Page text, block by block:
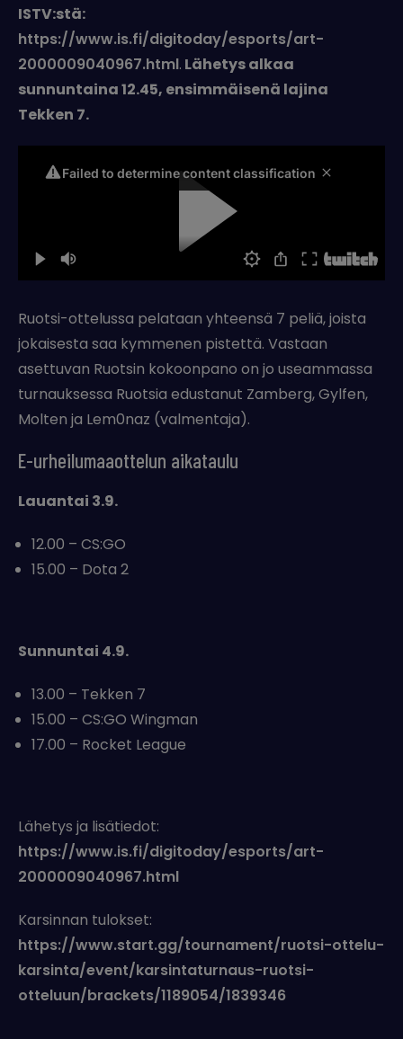
ISTV:stä:
https://www.is.fi/digitoday/esports/art-
2000009040967.html. Lähetys alkaa
sunnuntaina 12.45, ensimmäisenä lajina
Tekken 7.
Ruotsi-ottelussa pelataan yhteensä 7 peliä, joista
jokaisesta saa kymmenen pistettä. Vastaan
asettuvan Ruotsin kokoonpano on jo useammassa
turnauksessa Ruotsia edustanut Zamberg, Gylfen,
Molten ja Lem0naz (valmentaja).
E-urheilumaaottelun aikataulu
Lauantai 3.9.
12.00 – CS:GO
15.00 – Dota 2
Sunnuntai 4.9.
13.00 – Tekken 7
15.00 – CS:GO Wingman
17.00 – Rocket League
Lähetys ja lisätiedot:
https://www.is.fi/digitoday/esports/art-
2000009040967.html
Karsinnan tulokset:
https://www.start.gg/tournament/ruotsi-ottelu-
karsinta/event/karsintaturnaus-ruotsi-
otteluun/brackets/1189054/1839346